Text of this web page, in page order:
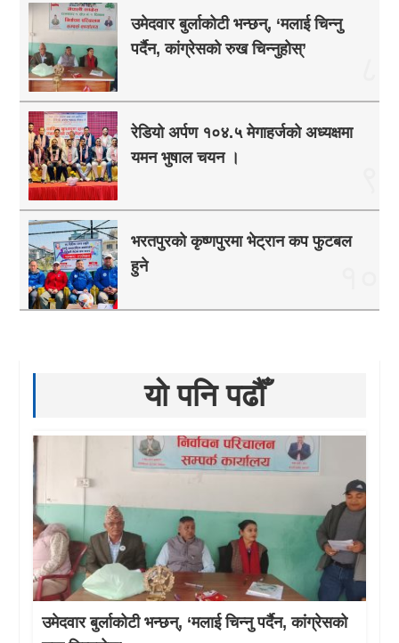
उमेदवार बुर्लाकोटी भन्छन्, ‘मलाई चिन्नु
पर्दैन, कांग्रेसको रुख चिन्नुहोस्’
रेडियो अर्पण १०४.५ मेगाहर्जको अध्यक्षमा
यमन भुषाल चयन ।
भरतपुरको कृष्णपुरमा भेट्रान कप फुटबल
हुने
यो पनि पढौँ
उमेदवार बुर्लाकोटी भन्छन्, ‘मलाई चिन्नु पर्दैन, कांग्रेसको